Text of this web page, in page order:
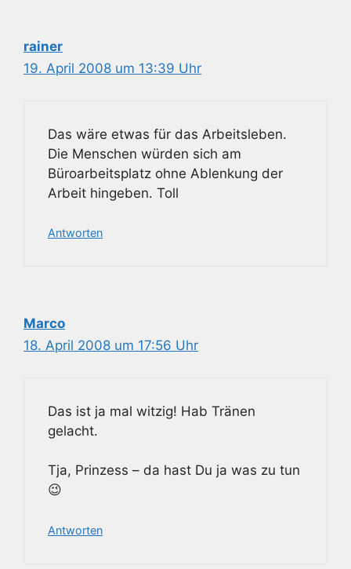
rainer
19. April 2008 um 13:39 Uhr
Das wäre etwas für das Arbeitsleben.
Die Menschen würden sich am
Büroarbeitsplatz ohne Ablenkung der
Arbeit hingeben. Toll
Antworten
Marco
18. April 2008 um 17:56 Uhr
Das ist ja mal witzig! Hab Tränen
gelacht.
Tja, Prinzess – da hast Du ja was zu tun
😉
Antworten